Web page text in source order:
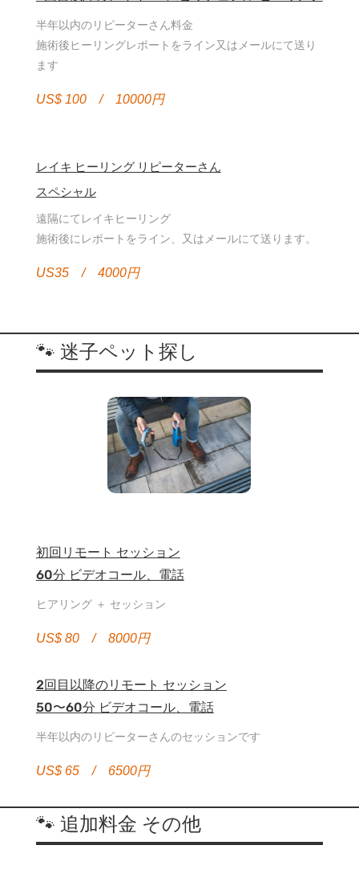
半年以内のリピーターさん料金
施術後ヒーリングレポートをライン又はメールにて送り
ます
US$ 100 / 10000円
レイキ ヒーリング リピーターさん
スペシャル
遠隔にてレイキヒーリング
施術後にレポートをライン、又はメールにて送ります。
US35 / 4000円
🐾 迷子ペット探し
初回リモート セッション
60分 ビデオコール、電話
ヒアリング ＋ セッション
US$ 80 / 8000円
2回目以降のリモート セッション
50〜60分 ビデオコール、電話
半年以内のリピーターさんのセッションです
US$ 65 / 6500円
🐾 追加料金 その他